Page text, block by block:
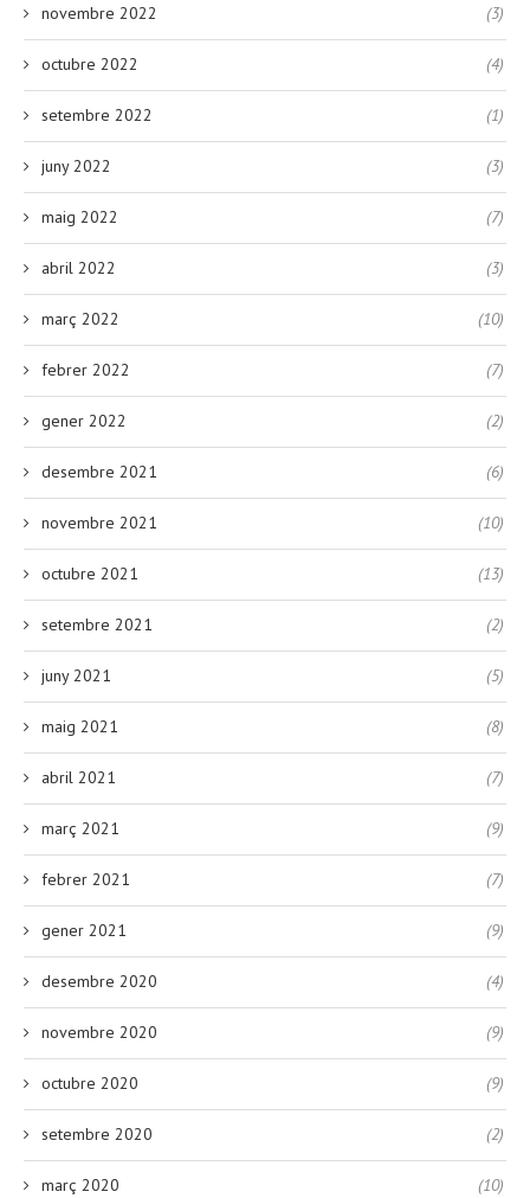
novembre 2022 (3)
octubre 2022 (4)
setembre 2022 (1)
juny 2022 (3)
maig 2022 (7)
abril 2022 (3)
març 2022 (10)
febrer 2022 (7)
gener 2022 (2)
desembre 2021 (6)
novembre 2021 (10)
octubre 2021 (13)
setembre 2021 (2)
juny 2021 (5)
maig 2021 (8)
abril 2021 (7)
març 2021 (9)
febrer 2021 (7)
gener 2021 (9)
desembre 2020 (4)
novembre 2020 (9)
octubre 2020 (9)
setembre 2020 (2)
març 2020 (10)